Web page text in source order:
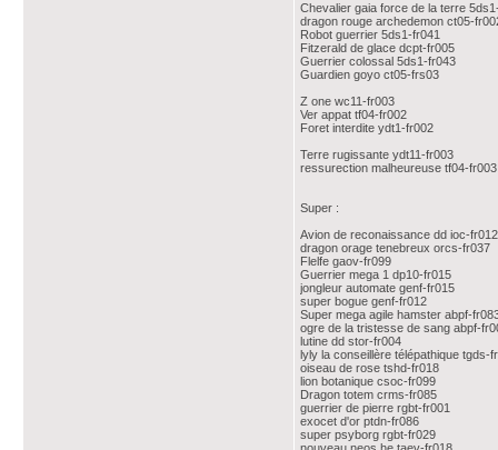
Chevalier gaia force de la terre
dragon rouge archedemon ct05-
Robot guerrier 5ds1-fr041
Fitzerald de glace dcpt-fr005
Guerrier colossal 5ds1-fr043
Guardien goyo ct05-frs03
Z one wc11-fr003
Ver appat tf04-fr002
Foret interdite ydt1-fr002
Terre rugissante ydt11-fr003
ressurection malheureuse tf04-fr003
Super :
Avion de reconaissance dd ioc-fr012
dragon orage tenebreux orcs-fr037
Flelfe gaov-fr099
Guerrier mega 1 dp10-fr015
jongleur automate genf-fr015
super bogue genf-fr012
Super mega agile hamster abpf-
ogre de la tristesse de sang abpf-
lutine dd stor-fr004
lyly la conseillère télépathique tgds-
oiseau de rose tshd-fr018
lion botanique csoc-fr099
Dragon totem crms-fr085
guerrier de pierre rgbt-fr001
exocet d'or ptdn-fr086
super psyborg rgbt-fr029